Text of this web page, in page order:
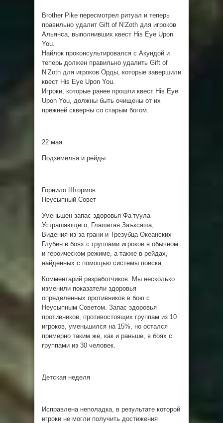
Brother Pike пересмотрел ритуал и теперь
правильно удалит Gift of N’Zoth для игроков
Альянса, выполнивших квест His Eye Upon
You.
Найлок проконсультировался с Акундой и
теперь должен правильно удалить Gift of
N’Zoth для игроков Орды, которые завершили
квест His Eye Upon You.
Игроки, которые ранее прошли квест His Eye
Upon You, должны быть очищены от их
прежней скверны со старым богом.
22 мая
Подземелья и рейды
Горнило Штормов
Неусыпный Совет
Уменьшен запас здоровья Фа’туула
Устрашающего, Глашатая Заъксаша,
Видения из-за грани и Трезубца Океанских
Глубин в боях с группами игроков в обычном
и героическом режиме, а также в рейдах,
найденных с помощью системы поиска.
Комментарий разработчиков: Мы несколько
изменили показатели здоровья
определенных противников в бою с
Неусыпным Советом. Запас здоровья
противников, противостоящих группам из 10
игроков, уменьшился на 15%, но остался
примерно таким же, как и раньше, в боях с
группами из 30 человек.
Детская неделя
Исправлена неполадка, в результате которой
игроки не могли получить достижения